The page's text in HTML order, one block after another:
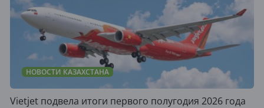
НОВОСТИ КАЗАХСТАНА
Vietjet подвела итоги первого полугодия 2026 года